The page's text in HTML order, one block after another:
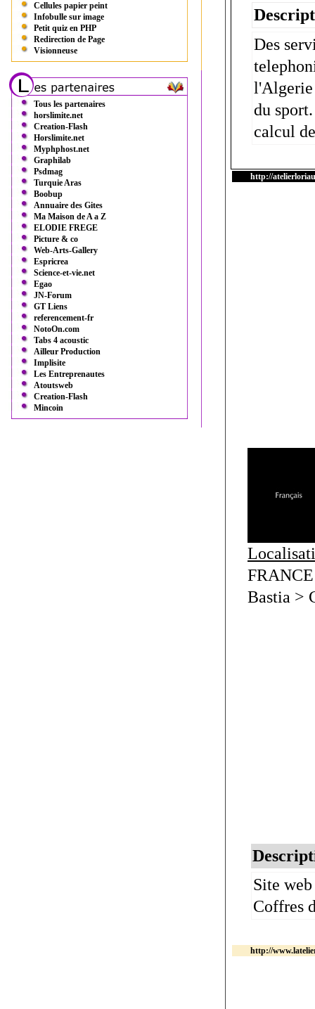
Cellules papier peint
Infobulle sur image
Petit quiz en PHP
Redirection de Page
Visionneuse
Tous les partenaires
horslimite.net
Creation-Flash
Horslimite.net
Myphphost.net
Graphilab
Psdmag
Turquie Aras
Boobup
Annuaire des Gites
Ma Maison de A a Z
ELODIE FREGE
Picture & co
Web-Arts-Gallery
Espricrea
Science-et-vie.net
Egao
JN-Forum
GT Liens
referencement-fr
NotoOn.com
Tabs 4 acoustic
Ailleur Production
Implisite
Les Entreprenautes
Atoutsweb
Creation-Flash
Mincoin
Des
l'Algerie
du
calcul
http://
Bastia >
Site
Coffres
http://